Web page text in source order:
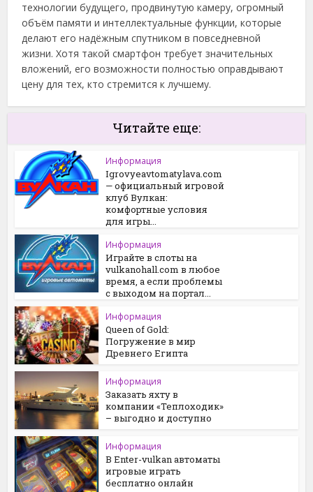
технологии будущего, продвинутую камеру, огромный
объём памяти и интеллектуальные функции, которые
делают его надёжным спутником в повседневной
жизни. Хотя такой смартфон требует значительных
вложений, его возможности полностью оправдывают
цену для тех, кто стремится к лучшему.
Читайте еще:
Информация
Igrovyeavtomatylava.com
— официальный игровой
клуб Вулкан:
комфортные условия
для игры...
Информация
Играйте в слоты на
vulkanohall.com в любое
время, а если проблемы
с выходом на портал...
Информация
Queen of Gold:
Погружение в мир
Древнего Египта
Информация
Заказать яхту в
компании «Теплоходик»
– выгодно и доступно
Информация
В Enter-vulkan автоматы
игровые играть
бесплатно онлайн